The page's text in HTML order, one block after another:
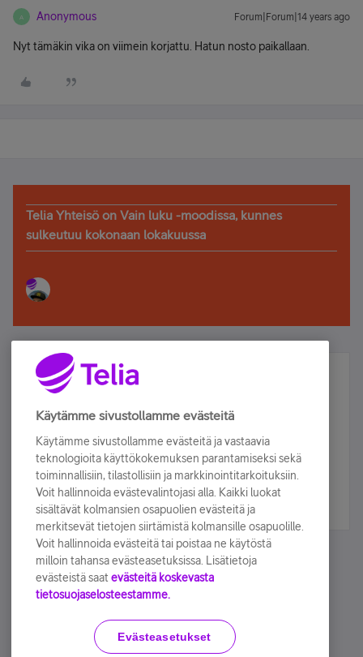
A Anonymous Forum|Forum|14 years ago
Nyt tämäkin vika on viimein korjattu. Hatun nosto paikallaan.
Telia Yhteisö on Vain luku -moodissa, kunnes
sulkeutuu kokonaan lokakuussa
Älä jää paitsi – osallistu ja voita!
Tilaa Telian uutiskirje ja olet mukana arvonnassa.
sähköpostiisi.
Tilaa nyt
Käyttöehdot Accessibility statement
Käytämme sivustollamme evästeitä
Käytämme sivustollamme evästeitä ja vastaavia
teknologioita käyttökokemuksen parantamiseksi sekä
toiminnallisiin, tilastollisiin ja markkinointitarkoituksiin.
Voit hallinnoida evästevalintojasi alla. Kaikki luokat
sisältävät kolmansien osapuolien evästeitä ja
merkitsevät tietojen siirtämistä kolmansille osapuolille.
Voit hallinnoida evästeitä tai poistaa ne käytöstä
milloin tahansa evästeasetuksissa. Lisätietoja
evästeistä saat evästeitä koskevasta
tietosuojaselosteestamme.
Evästeasetukset